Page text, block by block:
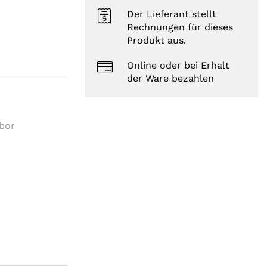
Der Lieferant stellt
Rechnungen für dieses
Produkt aus.
Online oder bei Erhalt
der Ware bezahlen